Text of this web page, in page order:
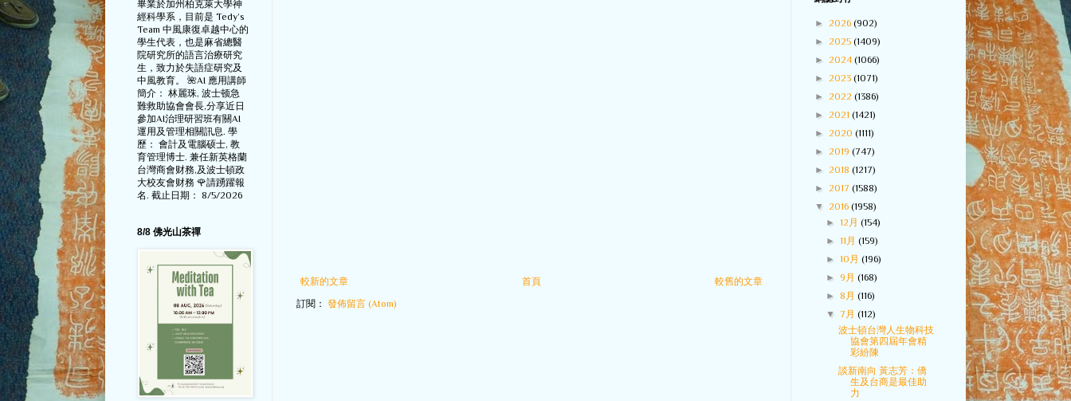
較新的文章 較舊的文章
首頁
訂閱： 發佈留言 (Atom)
畢業於加州柏克萊大學神
經科學系，目前是 Tedy‘s
Team 中風康復卓越中心的
學生代表，也是麻省總醫
院研究所的語言治療研究
生，致力於失語症研究及
中風教育。 🌺AI 應用講師
簡介： 林麗珠, 波士顿急
難救助協會會長,分享近日
參加AI治理研習班有關AI
運用及管理相關訊息. 學
歷： 會計及電腦硕士, 教
育管理博士. 兼任新英格蘭
台灣商會财務,及波士頓政
大校友會财務 🌹請踴躍報
名. 截止日期： 8/5/2026
8/8 佛光山茶禪
► 2026 (902)
► 2025 (1409)
► 2024 (1066)
► 2023 (1071)
► 2022 (1386)
► 2021 (1421)
► 2020 (1111)
► 2019 (747)
► 2018 (1217)
► 2017 (1588)
▼ 2016 (1958)
►12月(154)
►11月(159)
►10月(196)
►9月(168)
► 8月(116)
▼ 7月(112)
波士頓台灣人生物科技
協會第四屆年會精
彩紛陳
談新南向 黃志芳：僑
生及台商是最佳助
力